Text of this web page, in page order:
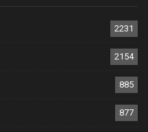
2231
2154
885
877